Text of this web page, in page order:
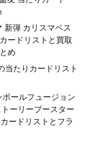
新弾 カリスマベス
ードリストと買取
め
当たりカードリスト
ボールフュージョン
ーリーブースター
ードリストとフラ